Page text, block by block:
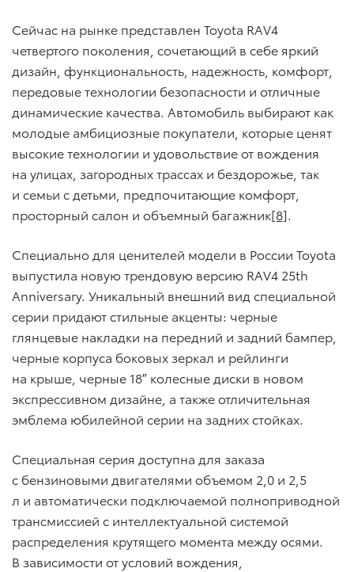
Сейчас на рынке представлен Toyota RAV4
четвертого поколения, сочетающий в себе яркий
дизайн, функциональность, надежность, комфорт,
передовые технологии безопасности и отличные
динамические качества. Автомобиль выбирают как
молодые амбициозные покупатели, которые ценят
высокие технологии и удовольствие от вождения
на улицах, загородных трассах и бездорожье, так
и семьи с детьми, предпочитающие комфорт,
просторный салон и объемный багажник[8].
Специально для ценителей модели в России Toyota
выпустила новую трендовую версию RAV4 25th
Anniversary. Уникальный внешний вид специальной
серии придают стильные акценты: черные
глянцевые накладки на передний и задний бампер,
черные корпуса боковых зеркал и рейлинги
на крыше, черные 18″ колесные диски в новом
экспрессивном дизайне, а также отличительная
эмблема юбилейной серии на задних стойках.
Специальная серия доступна для заказа
с бензиновыми двигателями объемом 2,0 и 2,5
л и автоматически подключаемой полноприводной
трансмиссией с интеллектуальной системой
распределения крутящего момента между осями.
В зависимости от условий вождения,